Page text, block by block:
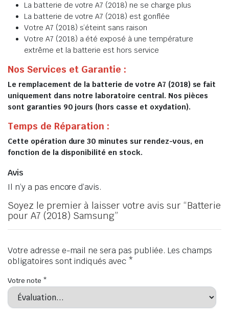
La batterie de votre A7 (2018) ne se charge plus
La batterie de votre A7 (2018) est gonflée
Votre A7 (2018) s’éteint sans raison
Votre A7 (2018) a été exposé à une température
extrême et la batterie est hors service
Nos Services et Garantie :
Le remplacement de la batterie de votre A7 (2018) se fait
uniquement dans notre laboratoire central. Nos pièces
sont garanties 90 jours (hors casse et oxydation).
Temps de Réparation :
Cette opération dure 30 minutes sur rendez-vous, en
fonction de la disponibilité en stock.
Avis
Il n’y a pas encore d’avis.
Soyez le premier à laisser votre avis sur “Batterie
pour A7 (2018) Samsung”
Votre adresse e-mail ne sera pas publiée. Les champs
obligatoires sont indiqués avec *
Votre note *